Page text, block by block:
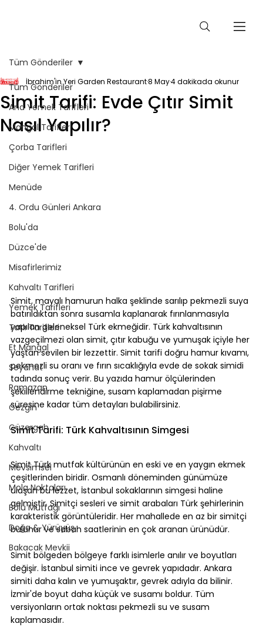
Tüm Gönderiler
Ana Yemek Tarifleri
Mangal Tarifleri
Çorba Tarifleri
Diğer Yemek Tarifleri
Menüde
4. Ordu Günleri Ankara
Bolu'da
Düzce'de
Misafirlerimiz
Kahvaltı Tarifleri
Yemek Tarifleri
Tatlı Tarifleri
Et Mangal
Seyahat
Ramazan
Gezgin
Güzergah
Kahvaltı
Mevsimsel
Mola Noktaları
Bolu Mutfağı
Doğa & Yürüyüş
Bakacak Mevkii
Tüm Gönderiler
Simit Tarifi: Evde Çıtır Simit
Nasıl Yapılır?
İbrahim'in Yeri Garden Restaurant8 May4 dakikada okunur
Simit, mayalı hamurun halka şeklinde sarılıp pekmezli suya
batırıldıktan sonra susamla kaplanarak fırınlanmasıyla
yapılan geleneksel Türk ekmeğidir. Türk kahvaltısının
vazgeçilmezi olan simit, çıtır kabuğu ve yumuşak içiyle her
yaştan sevilen bir lezzettir. Simit tarifi doğru hamur kıvamı,
pekmezli su oranı ve fırın sıcaklığıyla evde de sokak simidi
tadında sonuç verir. Bu yazıda hamur ölçülerinden
şekillendirme tekniğine, susam kaplamadan pişirme
süresine kadar tüm detayları bulabilirsiniz.
Simit Tarifi: Türk Kahvaltısının Simgesi
Simit Türk mutfak kültürünün en eski ve en yaygın ekmek
çeşitlerinden biridir. Osmanlı döneminden günümüze
ulaşan bu lezzet, İstanbul sokaklarının simgesi haline
gelmiştir. Simitçi sesleri ve simit arabaları Türk şehirlerinin
karakteristik görüntüleridir. Her mahallede en az bir simitçi
bulunur ve sabah saatlerinin en çok aranan ürünüdür.
Simit bölgeden bölgeye farklı isimlerle anılır ve boyutları
değişir. İstanbul simiti ince ve gevrek yapıdadır. Ankara
simiti daha kalın ve yumuşaktır, gevrek adıyla da bilinir.
İzmir'de boyut daha küçük ve susamı boldur. Tüm
versiyonların ortak noktası pekmezli su ve susam
kaplamasıdır.